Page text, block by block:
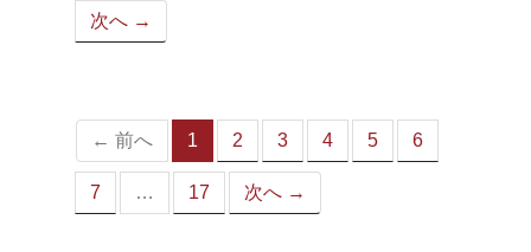
次へ →
← 前へ 1
（こ
の
2 3 4 5 6
7 … 17 次へ →